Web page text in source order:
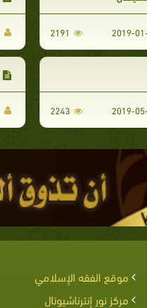
2191
2243
موقع الفقه الإسلامي
مركز نور إنترناشيونال